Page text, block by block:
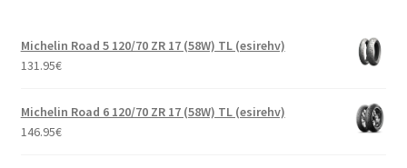
Michelin Road 5 120/70 ZR 17 (58W) TL (esirehv)
131.95€
Michelin Road 6 120/70 ZR 17 (58W) TL (esirehv)
146.95€